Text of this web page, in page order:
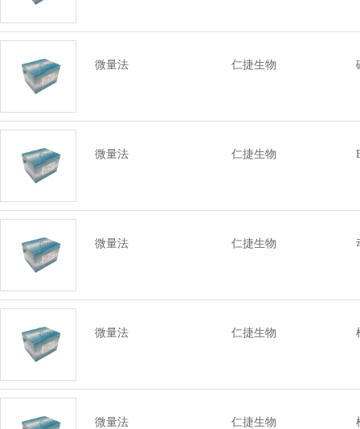
微量法 仁捷生物
微量法 仁捷生物
微量法 仁捷生物
微量法 仁捷生物
微量法 仁捷生物